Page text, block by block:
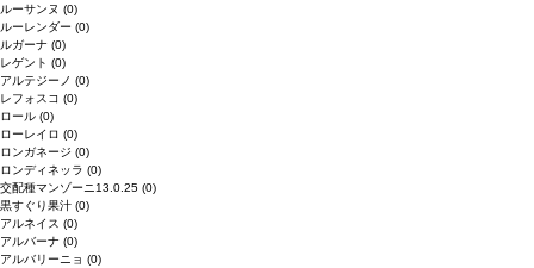
ルーサンヌ (0)
ルーレンダー (0)
ルガーナ (0)
レゲント (0)
アルテジーノ (0)
レフォスコ (0)
ロール (0)
ローレイロ (0)
ロンガネージ (0)
ロンディネッラ (0)
交配種マンゾーニ13.0.25 (0)
黒すぐり果汁 (0)
アルネイス (0)
アルバーナ (0)
アルバリーニョ (0)